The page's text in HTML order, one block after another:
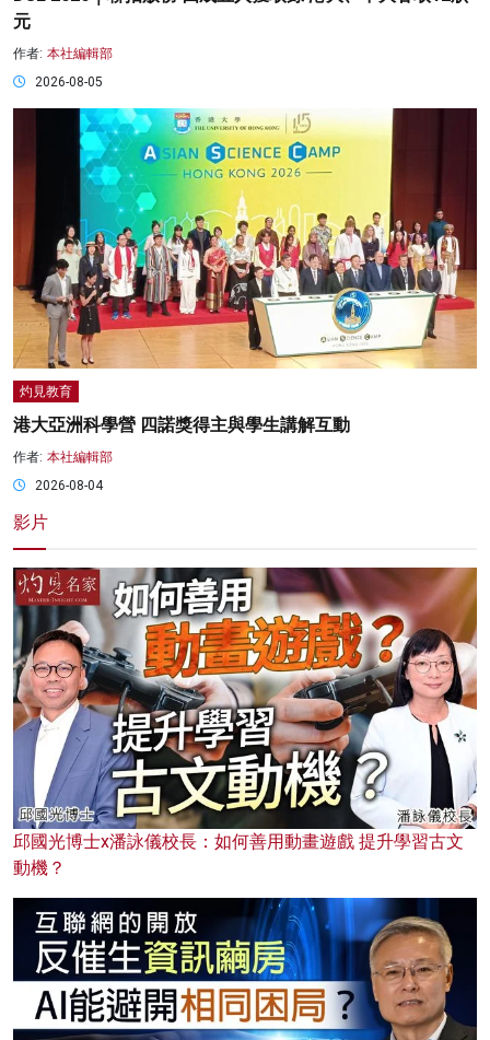
元
作者: 本社編輯部
2026-08-05
灼見教育
港大亞洲科學營 四諾獎得主與學生講解互動
作者: 本社編輯部
2026-08-04
影片
邱國光博士x潘詠儀校長：如何善用動畫遊戲 提升學習古文
動機？